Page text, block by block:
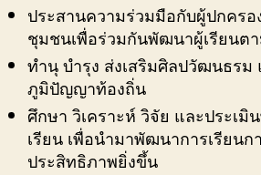
ประสานความร่วมมือกับผู้ปกคร
ชุมชนเพื่อร่วมกันพัฒนาผู้เรียนต
ทำนุ บำรุง ส่งเสริมศิลปวัฒนธรม
ภูมิปัญญาท้องถิ่น
ศึกษา วิเคราะห์ วิจัย และประเ
เรียน เพื่อนำมาพัฒนาการเรียนก
ประสิทธิภาพยิ่งขึ้น